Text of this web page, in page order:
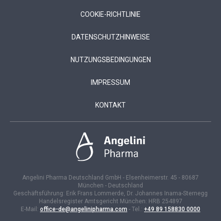
COOKIE-RICHTLINIE
DATENSCHUTZHINWEISE
NUTZUNGSBEDINGUNGEN
IMPRESSUM
KONTAKT
Angelini Pharma Deutschland GmbH - Elsenheimerstr. 45 - 80687
München - Deutschland
Geschäftsführung: Erik Frans Lommerde, Dr. Johannes Inama-Sternegg
Handelsregister Amtsgericht München: HRB 254897
E-Mail: office-de@angelinipharma.com - Tel.: +49 89 158830 0000